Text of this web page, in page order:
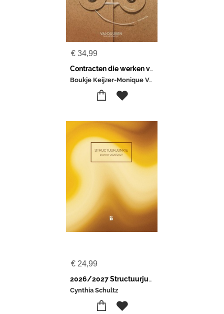
€ 34,99
Contracten die werken voor mensen
Boukje Keijzer-Monique Vering
€ 24,99
2026/2027 Structuurjunkie-planner
Cynthia Schultz